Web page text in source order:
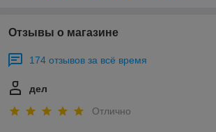
Отзывы о магазине
174 отзывов за всё время
дел
Отлично